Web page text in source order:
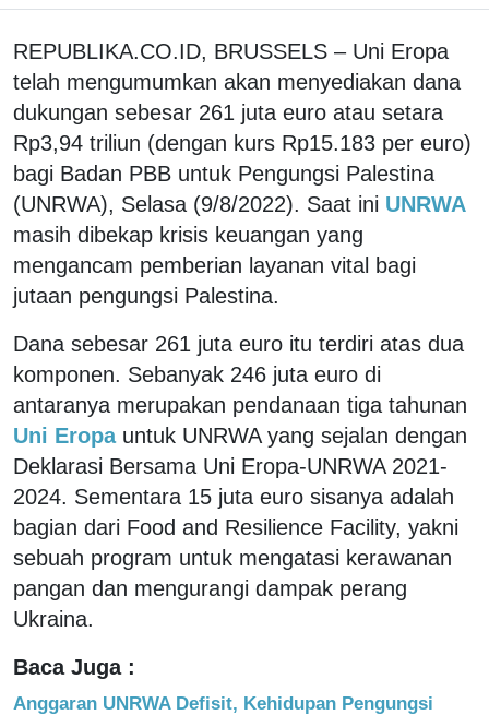
REPUBLIKA.CO.ID, BRUSSELS – Uni Eropa
telah mengumumkan akan menyediakan dana
dukungan sebesar 261 juta euro atau setara
Rp3,94 triliun (dengan kurs Rp15.183 per euro)
bagi Badan PBB untuk Pengungsi Palestina
(UNRWA), Selasa (9/8/2022). Saat ini UNRWA
masih dibekap krisis keuangan yang
mengancam pemberian layanan vital bagi
jutaan pengungsi Palestina.
Dana sebesar 261 juta euro itu terdiri atas dua
komponen. Sebanyak 246 juta euro di
antaranya merupakan pendanaan tiga tahunan
Uni Eropa untuk UNRWA yang sejalan dengan
Deklarasi Bersama Uni Eropa-UNRWA 2021-
2024. Sementara 15 juta euro sisanya adalah
bagian dari Food and Resilience Facility, yakni
sebuah program untuk mengatasi kerawanan
pangan dan mengurangi dampak perang
Ukraina.
Baca Juga :
Anggaran UNRWA Defisit, Kehidupan Pengungsi